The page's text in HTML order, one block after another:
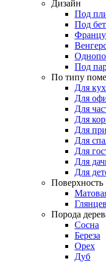
Дизайн
Под
Под
Под
По типу
Для
Для
Для
Для
Для
Для
Для
Для
Для
Поверхность
Порода
Сосна
Береза
Орех
Дуб